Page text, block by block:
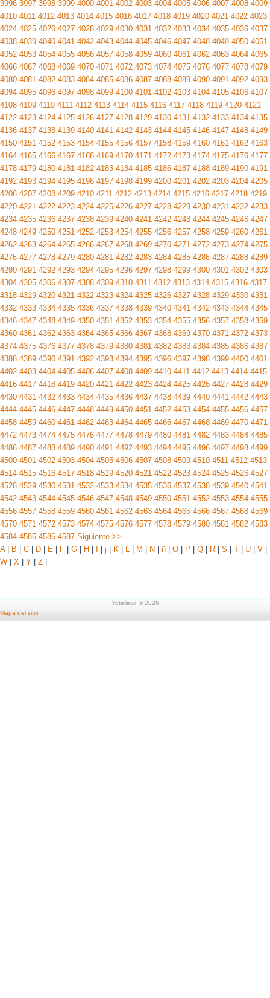
3996 3997 3998 3999 4000 4001 4002 4003 4004 4005 4006 4007 4008 4009
4010 4011 4012 4013 4014 4015 4016 4017 4018 4019 4020 4021 4022 4023
4024 4025 4026 4027 4028 4029 4030 4031 4032 4033 4034 4035 4036 4037
4038 4039 4040 4041 4042 4043 4044 4045 4046 4047 4048 4049 4050 4051
4052 4053 4054 4055 4056 4057 4058 4059 4060 4061 4062 4063 4064 4065
4066 4067 4068 4069 4070 4071 4072 4073 4074 4075 4076 4077 4078 4079
4080 4081 4082 4083 4084 4085 4086 4087 4088 4089 4090 4091 4092 4093
4094 4095 4096 4097 4098 4099 4100 4101 4102 4103 4104 4105 4106 4107
4108 4109 4110 4111 4112 4113 4114 4115 4116 4117 4118 4119 4120 4121
4122 4123 4124 4125 4126 4127 4128 4129 4130 4131 4132 4133 4134 4135
4136 4137 4138 4139 4140 4141 4142 4143 4144 4145 4146 4147 4148 4149
4150 4151 4152 4153 4154 4155 4156 4157 4158 4159 4160 4161 4162 4163
4164 4165 4166 4167 4168 4169 4170 4171 4172 4173 4174 4175 4176 4177
4178 4179 4180 4181 4182 4183 4184 4185 4186 4187 4188 4189 4190 4191
4192 4193 4194 4195 4196 4197 4198 4199 4200 4201 4202 4203 4204 4205
4206 4207 4208 4209 4210 4211 4212 4213 4214 4215 4216 4217 4218 4219
4220 4221 4222 4223 4224 4225 4226 4227 4228 4229 4230 4231 4232 4233
4234 4235 4236 4237 4238 4239 4240 4241 4242 4243 4244 4245 4246 4247
4248 4249 4250 4251 4252 4253 4254 4255 4256 4257 4258 4259 4260 4261
4262 4263 4264 4265 4266 4267 4268 4269 4270 4271 4272 4273 4274 4275
4276 4277 4278 4279 4280 4281 4282 4283 4284 4285 4286 4287 4288 4289
4290 4291 4292 4293 4294 4295 4296 4297 4298 4299 4300 4301 4302 4303
4304 4305 4306 4307 4308 4309 4310 4311 4312 4313 4314 4315 4316 4317
4318 4319 4320 4321 4322 4323 4324 4325 4326 4327 4328 4329 4330 4331
4332 4333 4334 4335 4336 4337 4338 4339 4340 4341 4342 4343 4344 4345
4346 4347 4348 4349 4350 4351 4352 4353 4354 4355 4356 4357 4358 4359
4360 4361 4362 4363 4364 4365 4366 4367 4368 4369 4370 4371 4372 4373
4374 4375 4376 4377 4378 4379 4380 4381 4382 4383 4384 4385 4386 4387
4388 4389 4390 4391 4392 4393 4394 4395 4396 4397 4398 4399 4400 4401
4402 4403 4404 4405 4406 4407 4408 4409 4410 4411 4412 4413 4414 4415
4416 4417 4418 4419 4420 4421 4422 4423 4424 4425 4426 4427 4428 4429
4430 4431 4432 4433 4434 4435 4436 4437 4438 4439 4440 4441 4442 4443
4444 4445 4446 4447 4448 4449 4450 4451 4452 4453 4454 4455 4456 4457
4458 4459 4460 4461 4462 4463 4464 4465 4466 4467 4468 4469 4470 4471
4472 4473 4474 4475 4476 4477 4478 4479 4480 4481 4482 4483 4484 4485
4486 4487 4488 4489 4490 4491 4492 4493 4494 4495 4496 4497 4498 4499
4500 4501 4502 4503 4504 4505 4506 4507 4508 4509 4510 4511 4512 4513
4514 4515 4516 4517 4518 4519 4520 4521 4522 4523 4524 4525 4526 4527
4528 4529 4530 4531 4532 4533 4534 4535 4536 4537 4538 4539 4540 4541
4542 4543 4544 4545 4546 4547 4548 4549 4550 4551 4552 4553 4554 4555
4556 4557 4558 4559 4560 4561 4562 4563 4564 4565 4566 4567 4568 4569
4570 4571 4572 4573 4574 4575 4576 4577 4578 4579 4580 4581 4582 4583
4584 4585 4586 4587 Siguiente >>
A| B C D E F G H j K L M N ñ O P Q R S T U V
W
X Y Z
Yotellevo © 2026
Mapa del sitio